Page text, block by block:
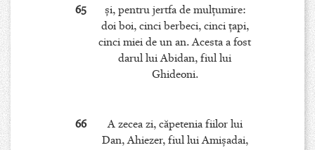
65
şi, pentru jertfa de mulţumire:
doi boi, cinci berbeci, cinci ţapi,
cinci miei de un an. Acesta a fost
darul lui Abidan, fiul lui
Ghideoni.
66
A zecea zi, căpetenia fiilor lui
Dan, Ahiezer, fiul lui Amişadai,